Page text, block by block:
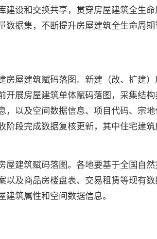
建设和交换共享，贯穿房屋建筑全生
数据集，不断提升房屋建筑全生命周
房屋建筑赋码落图。新建（改、扩建
开展房屋建筑单体赋码落图，采集结
，以及空间数据信息、项目代码、宗
阶段完成数据复核更新，其中住宅建筑
屋建筑赋码落图。各地要基于全国自
以及商品房楼盘表、交易租赁等现有
建筑属性和空间数据信息。